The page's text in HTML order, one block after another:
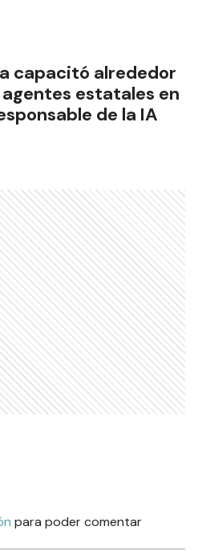
capacitó alrededor
estatales en
de la IA
para poder comentar